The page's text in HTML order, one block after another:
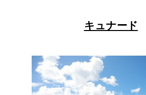
キュナード